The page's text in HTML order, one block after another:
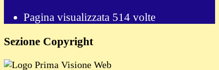
Pagina visualizzata 514 volte
Sezione Copyright